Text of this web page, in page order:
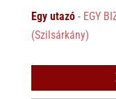
Egy utazó- EGY
(Szilsárkány)